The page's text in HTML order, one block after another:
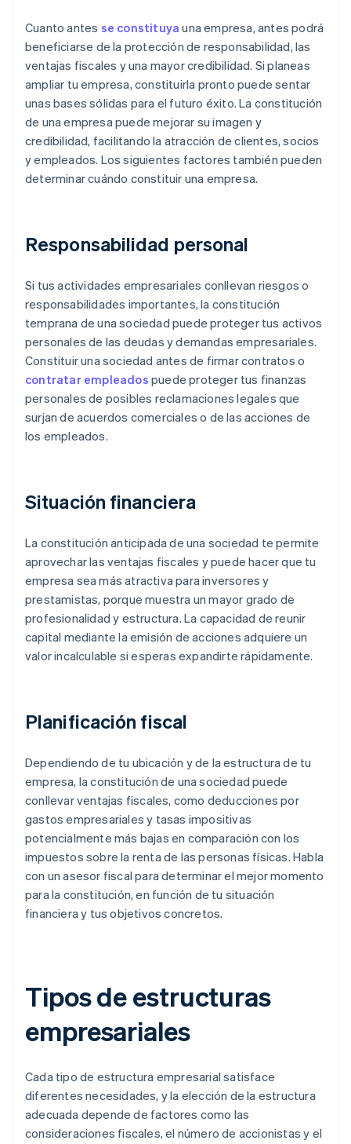
Cuanto antes se constituya una empresa, antes podrá
beneficiarse de la protección de responsabilidad, las
ventajas fiscales y una mayor credibilidad. Si planeas
ampliar tu empresa, constituirla pronto puede sentar
unas bases sólidas para el futuro éxito. La constitución
de una empresa puede mejorar su imagen y
credibilidad, facilitando la atracción de clientes, socios
y empleados. Los siguientes factores también pueden
determinar cuándo constituir una empresa.
Responsabilidad personal
Si tus actividades empresariales conllevan riesgos o
responsabilidades importantes, la constitución
temprana de una sociedad puede proteger tus activos
personales de las deudas y demandas empresariales.
Constituir una sociedad antes de firmar contratos o
contratar empleados puede proteger tus finanzas
personales de posibles reclamaciones legales que
surjan de acuerdos comerciales o de las acciones de
los empleados.
Situación financiera
La constitución anticipada de una sociedad te permite
aprovechar las ventajas fiscales y puede hacer que tu
empresa sea más atractiva para inversores y
prestamistas, porque muestra un mayor grado de
profesionalidad y estructura. La capacidad de reunir
capital mediante la emisión de acciones adquiere un
valor incalculable si esperas expandirte rápidamente.
Planificación fiscal
Dependiendo de tu ubicación y de la estructura de tu
empresa, la constitución de una sociedad puede
conllevar ventajas fiscales, como deducciones por
gastos empresariales y tasas impositivas
potencialmente más bajas en comparación con los
impuestos sobre la renta de las personas físicas. Habla
con un asesor fiscal para determinar el mejor momento
para la constitución, en función de tu situación
financiera y tus objetivos concretos.
Tipos de estructuras
empresariales
Cada tipo de estructura empresarial satisface
diferentes necesidades, y la elección de la estructura
adecuada depende de factores como las
consideraciones fiscales, el número de accionistas y el